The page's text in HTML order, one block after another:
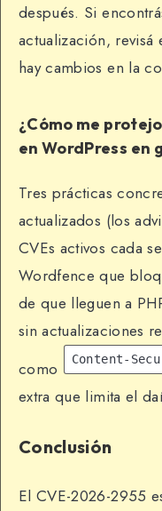
después. Si
actualización,
hay cambios en la
¿Cómo me
en WordPress en
Tres prácticas
actualizados (los
CVEs activos cada
Wordfence que
de que lleguen a
sin actualizaciones
como
Content-
extra que limita el
Conclusión
El CVE-2026-2955